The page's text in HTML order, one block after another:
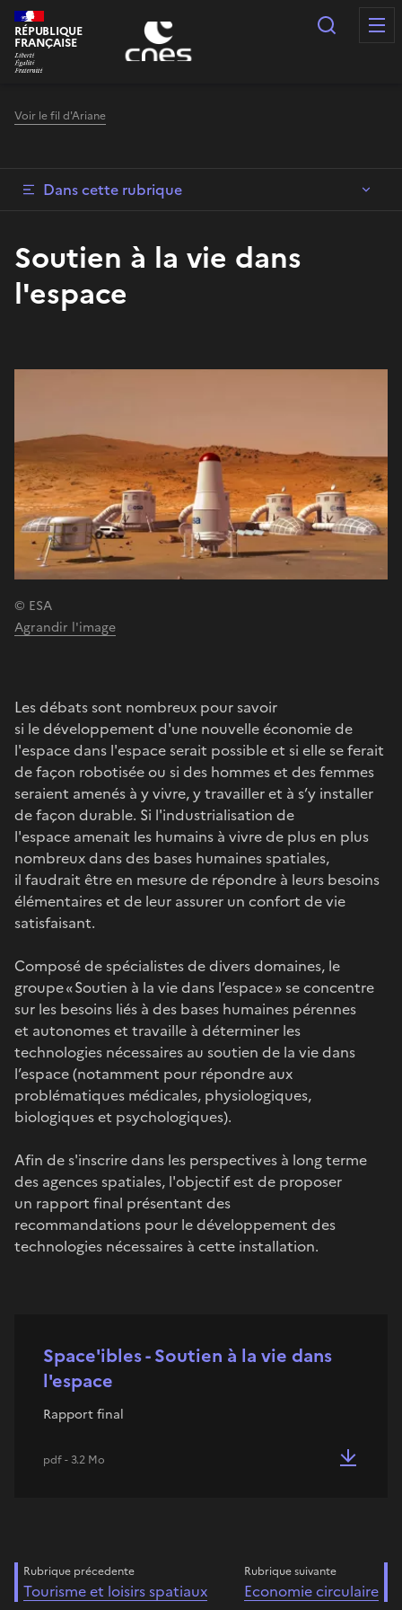
Panneau de gestion des cookies
RÉPUBLIQUE
FRANÇAISE
Voir le fil d'Ariane
Dans cette rubrique
Soutien à la vie dans
l'espace
© ESA
Agrandir l'image
Les débats sont nombreux pour savoir
si le développement d'une nouvelle économie de
l'espace dans l'espace serait possible et si elle se ferait
de façon robotisée ou si des hommes et des femmes
seraient amenés à y vivre, y travailler et à s’y installer
de façon durable. Si l'industrialisation de
l'espace amenait les humains à vivre de plus en plus
nombreux dans des bases humaines spatiales,
il faudrait être en mesure de répondre à leurs besoins
élémentaires et de leur assurer un confort de vie
satisfaisant.
Composé de spécialistes de divers domaines, le
groupe « Soutien à la vie dans l’espace » se concentre
sur les besoins liés à des bases humaines pérennes
et autonomes et travaille à déterminer les
technologies nécessaires au soutien de la vie dans
l’espace (notamment pour répondre aux
problématiques médicales, physiologiques,
biologiques et psychologiques).
Afin de s'inscrire dans les perspectives à long terme
des agences spatiales, l'objectif est de proposer
un rapport final présentant des
recommandations pour le développement des
technologies nécessaires à cette installation.
Space'ibles - Soutien à la vie dans
l'espace
Rapport final
pdf - 3.2 Mo
Rubrique précedente
Tourisme et loisirs spatiaux
Rubrique suivante
Economie circulaire